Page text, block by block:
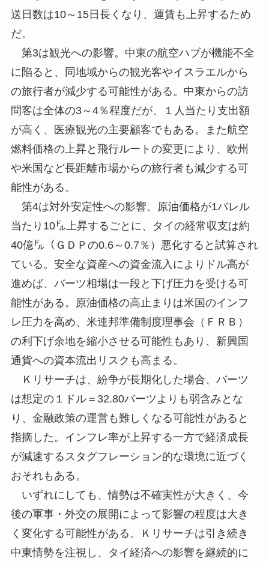
送日数は10～15日長くなり、運賃も上昇するため
だ。
第3は観光への影響。中東の航空ハブが機能不全
に陥ると、同地域からの観光客やイスラエルから
の旅行者が減少する可能性がある。中東からの訪
問客は全体の3～4％程度だが、１人当たり支出額
が高く、医療観光の主要顧客でもある。また航空
燃料価格の上昇と飛行ルートの変更により、欧州
や米国など長距離市場からの旅行者も減少する可
能性がある。
第4は対外安定性への影響。原油価格が1バレル
当たり10㌦上昇するごとに、タイの経常収支は約
40億㌦（ＧＤＰの0.6～0.7％）悪化すると試算され
ている。安全な資産への資金流入によりドル高が
進めば、バーツ相場は一段と下げ圧力を受ける可
能性がある。原油価格の高止まりは米国のインフ
レ圧力を高め、米連邦準備制度理事会（ＦＲＢ）
の利下げ余地を縮小させる可能性もあり、新興国
通貨への資本流出リスクも高まる。
Ｋリサーチは、紛争が長期化した場合、バーツ
は想定の１ドル＝32.80バーツよりも弱含みとな
り、金融政策の運営も難しくなる可能性があると
指摘した。インフレ率が上昇する一方で経済成長
が減速するスタグフレーション的な環境に近づく
おそれもある。
いずれにしても、情勢は不確実性が大きく、今
後の軍事・外交の展開によって影響の程度は大き
く変化する可能性がある。Ｋリサーチは引き続き
中東情勢を注視し、タイ経済への影響を継続的に